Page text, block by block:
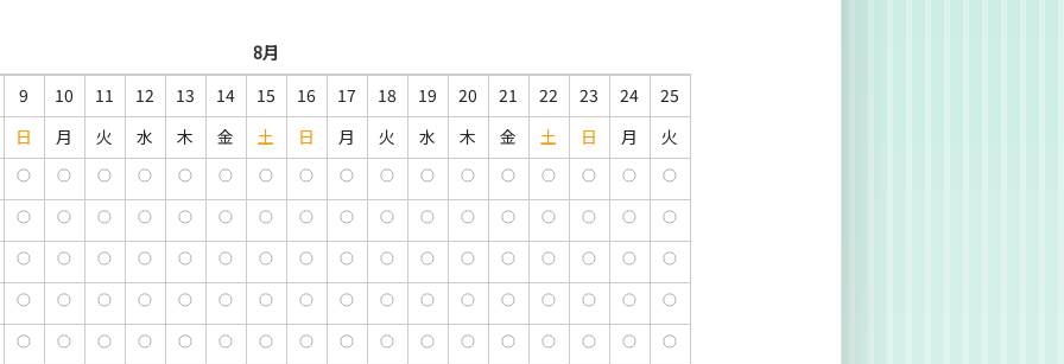
8月
9
10 11 12 13 14 15 16 17 18 19 20 21 22 23 24
25
日
月 火 水 木 金 土 日 月 火 水 木 金 土 日 月 火